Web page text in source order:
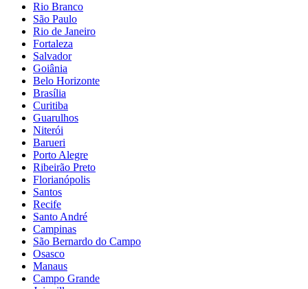
Rio Branco
São Paulo
Rio de Janeiro
Fortaleza
Salvador
Goiânia
Belo Horizonte
Brasília
Curitiba
Guarulhos
Niterói
Barueri
Porto Alegre
Ribeirão Preto
Florianópolis
Santos
Recife
Santo André
Campinas
São Bernardo do Campo
Osasco
Manaus
Campo Grande